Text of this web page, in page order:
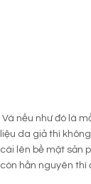
Và nếu như đó là
liệu da giả thì
cái lên bề mặt sản
còn hằn nguyên thì